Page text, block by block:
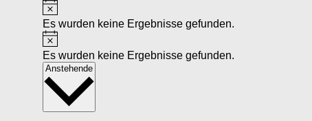
Hinweis
Es wurden keine Ergebnisse gefunden.
Hinweis
Es wurden keine Ergebnisse gefunden.
Anstehende Datum